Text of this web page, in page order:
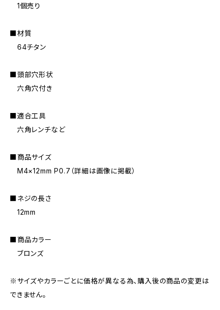
1個売り
■材質
64チタン
■頭部穴形状
六角穴付き
■適合工具
六角レンチなど
■商品サイズ
M4×12mm P0.7（詳細は画像に掲載）
■ネジの長さ
12mm
■商品カラー
ブロンズ
※サイズやカラーごとに価格が異なる為、購入後の商品の変更は
できません。